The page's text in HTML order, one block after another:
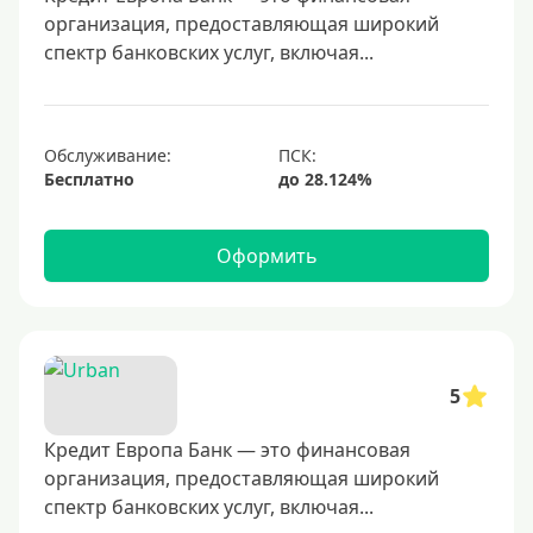
600000 руб
700000 руб
1000000 руб
С небольшим лимитом
С большим лимитом
Тип карты
Visa
UnionPay
Мир
организация, предоставляющая широкий
спектр банковских услуг, включая...
Обслуживание:
Бесплатно
Оформить
5
Кредит Европа Банк — это финансовая
организация, предоставляющая широкий
спектр банковских услуг, включая...